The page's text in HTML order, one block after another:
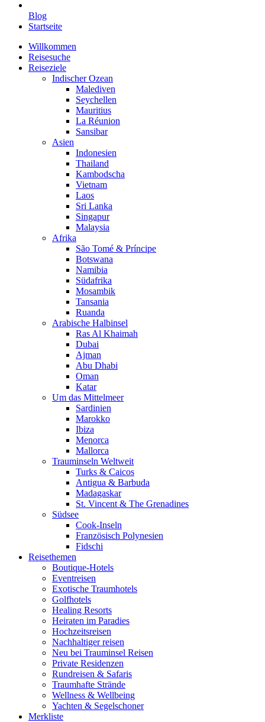
Blog
Startseite
Willkommen
Reisesuche
Reiseziele
Indischer Ozean
Malediven
Seychellen
Mauritius
La Réunion
Sansibar
Asien
Indonesien
Thailand
Kambodscha
Vietnam
Laos
Sri Lanka
Singapur
Malaysia
Afrika
São Tomé & Príncipe
Botswana
Namibia
Südafrika
Mosambik
Tansania
Ruanda
Arabische Halbinsel
Ras Al Khaimah
Dubai
Ajman
Abu Dhabi
Oman
Katar
Um das Mittelmeer
Sardinien
Marokko
Ibiza
Menorca
Mallorca
Trauminseln Weltweit
Turks & Caicos
Antigua & Barbuda
Madagaskar
St. Vincent & The Grenadines
Südsee
Cook-Inseln
Französisch Polynesien
Fidschi
Reisethemen
Boutique-Hotels
Eventreisen
Exotische Traumhotels
Golfhotels
Healing Resorts
Heiraten im Paradies
Hochzeitsreisen
Nachhaltiger reisen
Neu bei Trauminsel Reisen
Private Residenzen
Rundreisen & Safaris
Traumhafte Strände
Wellness & Wellbeing
Yachten & Segelschoner
Merkliste